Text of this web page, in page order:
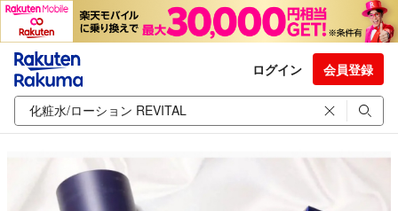
ログイン 会員登録